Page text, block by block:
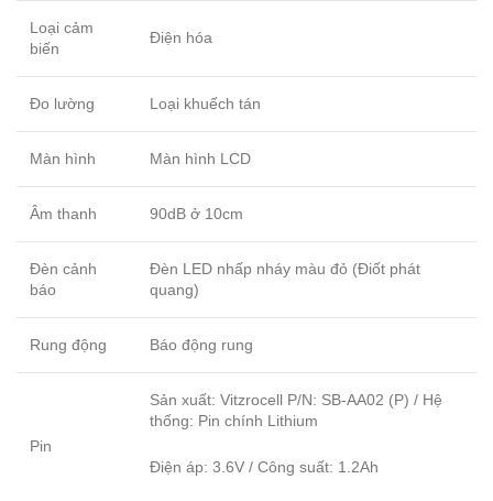
Loại cảm
biến
Điện hóa
Đo lường Loại khuếch tán
Màn hình Màn hình LCD
Âm thanh 90dB ở 10cm
Đèn cảnh
báo
Đèn LED nhấp nháy màu đỏ (Điốt phát
quang)
Rung động Báo động rung
Pin
Sản xuất: Vitzrocell P/N: SB-AA02 (P) / Hệ
thống: Pin chính Lithium
Điện áp: 3.6V / Công suất: 1.2Ah